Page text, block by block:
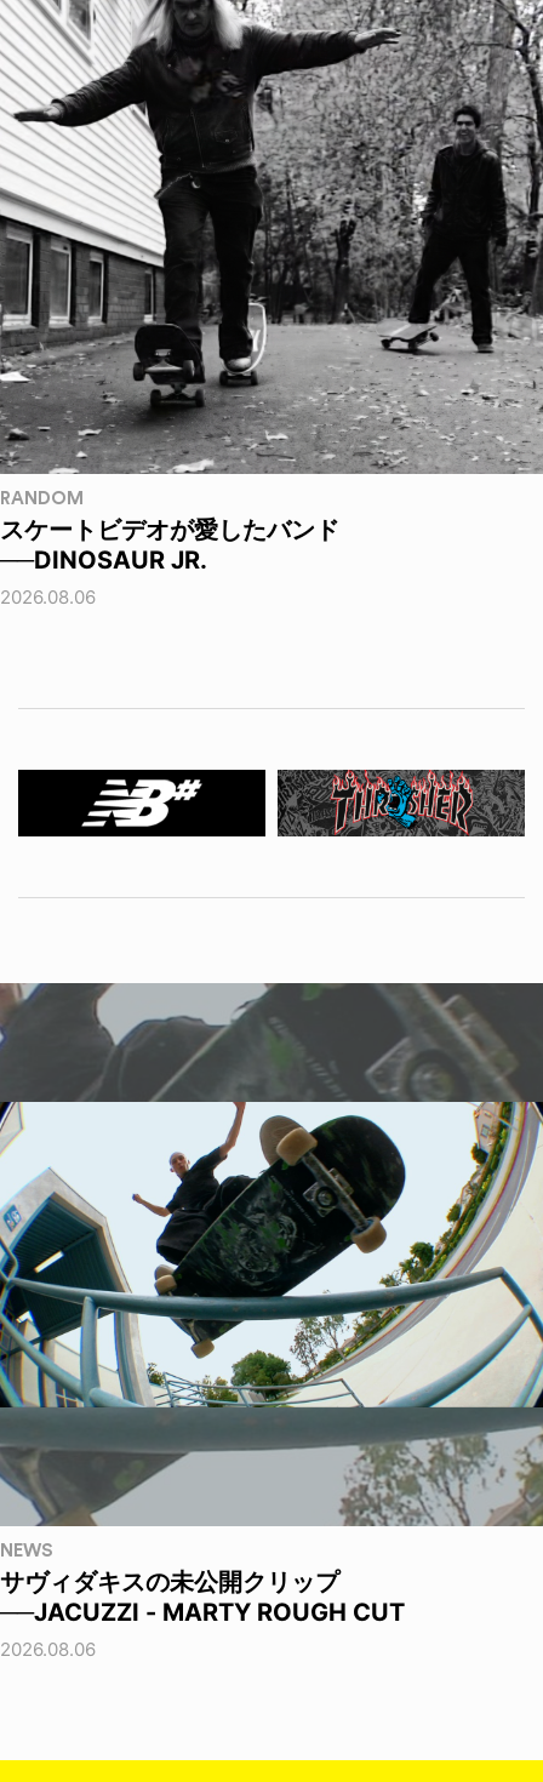
RANDOM
スケートビデオが愛したバンド
──DINOSAUR JR.
2026.08.06
NEWS
サヴィダキスの未公開クリップ
──JACUZZI - MARTY ROUGH CUT
2026.08.06